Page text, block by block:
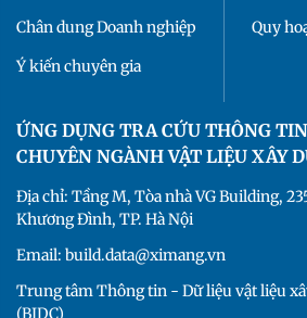
Chân dung Doanh nghiệp
Ý kiến chuyên gia
Quy
ỨNG DỤNG TRA CỨU THÔNG
CHUYÊN NGÀNH VẬT LIỆU XÂY
Địa chỉ: Tầng M, Tòa nhà VG Building,
Khương Đình, TP. Hà Nội
Email: build.data@ximang.vn
Trung tâm Thông tin - Dữ liệu vật liệu
(BIDC)